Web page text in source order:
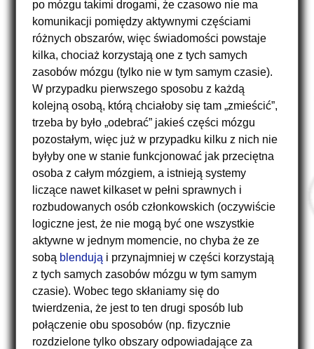
po mózgu takimi drogami, że czasowo nie ma
komunikacji pomiędzy aktywnymi częściami
różnych obszarów, więc świadomości powstaje
kilka, chociaż korzystają one z tych samych
zasobów mózgu (tylko nie w tym samym czasie).
W przypadku pierwszego sposobu z każdą
kolejną osobą, którą chciałoby się tam „zmieścić”,
trzeba by było „odebrać” jakieś części mózgu
pozostałym, więc już w przypadku kilku z nich nie
byłyby one w stanie funkcjonować jak przeciętna
osoba z całym mózgiem, a istnieją systemy
liczące nawet kilkaset w pełni sprawnych i
rozbudowanych osób członkowskich (oczywiście
logiczne jest, że nie mogą być one wszystkie
aktywne w jednym momencie, no chyba że ze
sobą blendują i przynajmniej w części korzystają
z tych samych zasobów mózgu w tym samym
czasie). Wobec tego skłaniamy się do
twierdzenia, że jest to ten drugi sposób lub
połączenie obu sposobów (np. fizycznie
rozdzielone tylko obszary odpowiadające za